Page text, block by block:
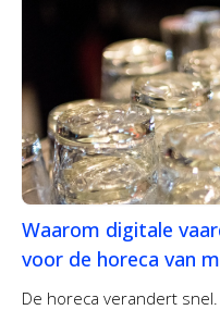
Waarom digitale
voor de horeca van
De horeca verandert